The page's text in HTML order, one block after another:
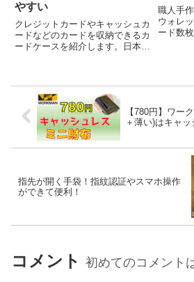
やすい
クレジットカードやキャッシュカ
ードなどのカードを収納できるカ
ードケースを紹介します。日本製
ードが探せるのでストレスなく
使...
職人手
ウォレ
ード数
の高い
【780円】ワー
＋薄い)はキャ
指先が開く手袋！指紋認証やスマホ操作
ができて便利！
コメント 初めてのコメント